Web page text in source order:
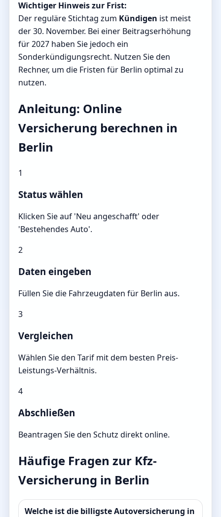
Wichtiger Hinweis zur Frist:
Der reguläre Stichtag zum Kündigen ist meist
der 30. November. Bei einer Beitragserhöhung
für 2027 haben Sie jedoch ein
Sonderkündigungsrecht. Nutzen Sie den
Rechner, um die Fristen für Berlin optimal zu
nutzen.
Anleitung: Online
Versicherung berechnen in
Berlin
1
Status wählen
Klicken Sie auf 'Neu angeschafft' oder
'Bestehendes Auto'.
2
Daten eingeben
Füllen Sie die Fahrzeugdaten für Berlin aus.
3
Vergleichen
Wählen Sie den Tarif mit dem besten Preis-
Leistungs-Verhältnis.
4
Abschließen
Beantragen Sie den Schutz direkt online.
Häufige Fragen zur Kfz-
Versicherung in Berlin
Welche ist die billigste Autoversicherung in